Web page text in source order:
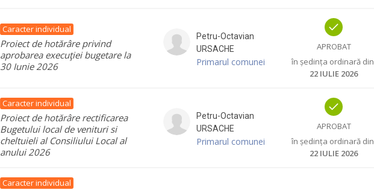
Caracter individual
Proiect de hotărâre privind
aprobarea execuţiei bugetare la
30 Iunie 2026
Petru-Octavian
URSACHE
Primarul comunei
APROBAT
în ședința ordinară din
22 IULIE 2026
Caracter individual
Proiect de hotărâre rectificarea
Bugetului local de venituri si
cheltuieli al Consiliului Local al
anului 2026
Petru-Octavian
URSACHE
Primarul comunei
APROBAT
în ședința ordinară din
22 IULIE 2026
Caracter individual